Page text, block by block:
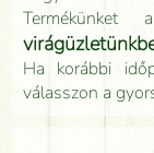
Termékünket
Ha korábbi
válasszon a